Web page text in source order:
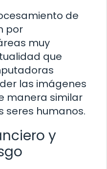
de
por
muy
que
las imágenes
manera similar
seres humanos.
y